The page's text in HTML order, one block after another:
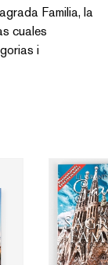
Familia, la
cuales
i